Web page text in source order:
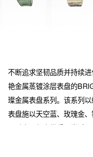
不断追求坚韧品质并持续
艳金属蒸镀涂层表盘的
璨金属表盘系列。该系列
表盘施以天空蓝、玫瑰金
同时表圈与表带采用半透